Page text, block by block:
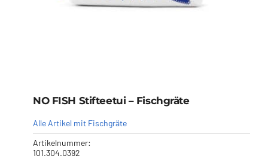
NO FISH Stifteetui – Fischgräte
Alle Artikel mit Fischgräte
Artikelnummer:
101.304.0392